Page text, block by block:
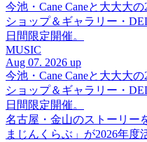
今池・Cane Caneと大大大
ショップ＆ギャラリー・
日間限定開催。
MUSIC
Aug 07. 2026 up
今池・Cane Caneと大大大
ショップ＆ギャラリー・
日間限定開催。
名古屋・金山のストーリー
まじんくらぶ」が2026年度